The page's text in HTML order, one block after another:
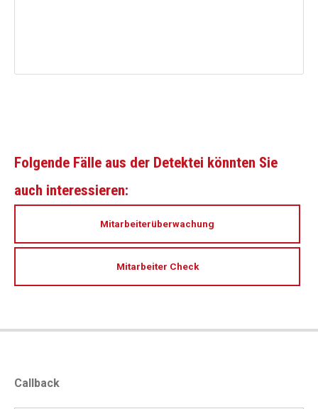
Folgende Fälle aus der Detektei könnten Sie
auch interessieren:
Mitarbeiterüberwachung
Mitarbeiter Check
Callback